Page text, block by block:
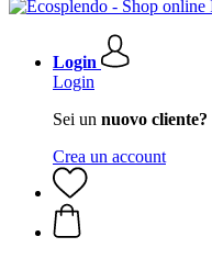
Login
Login
Sei un nuovo cliente?
Crea un account